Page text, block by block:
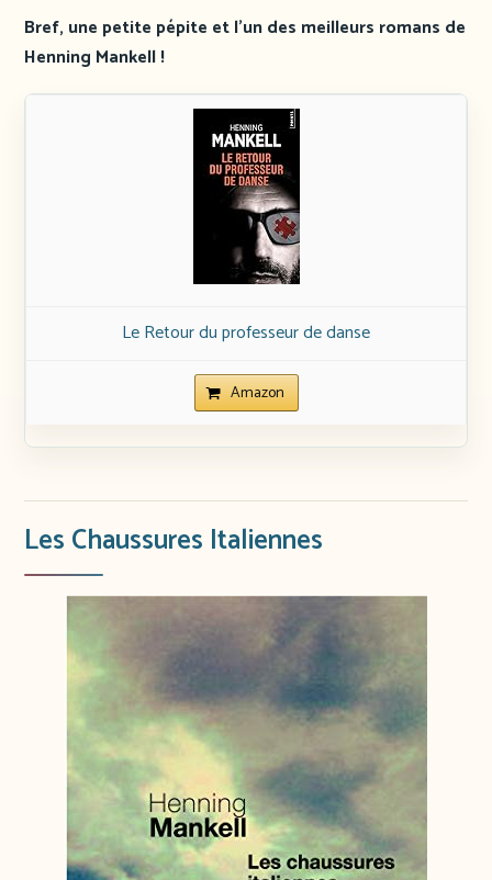
Bref, une petite pépite et l’un des meilleurs romans de
Henning Mankell !
Le Retour du professeur de danse
Amazon
Les Chaussures Italiennes